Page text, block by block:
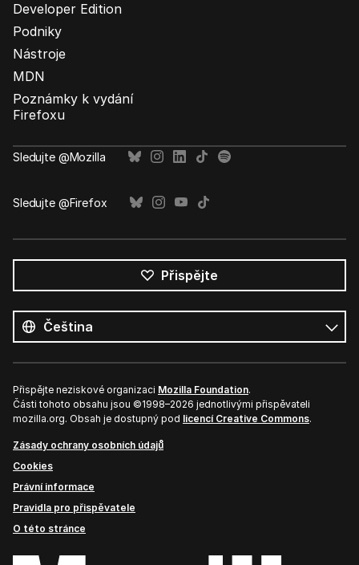
Developer Edition
Podniky
Nástroje
MDN
Poznámky k vydání
Firefoxu
Sledujte @Mozilla
Sledujte @Firefox
Přispějte
jazyky
Jazyk
Přispějte neziskové organizaci Mozilla Foundation.
Části tohoto obsahu jsou ©1998–2026 jednotlivými přispěvateli
mozilla.org. Obsah je dostupný pod licencí Creative Commons.
Zásady ochrany osobních údajů
Cookies
Právní informace
Pravidla pro přispěvatele
O této stránce